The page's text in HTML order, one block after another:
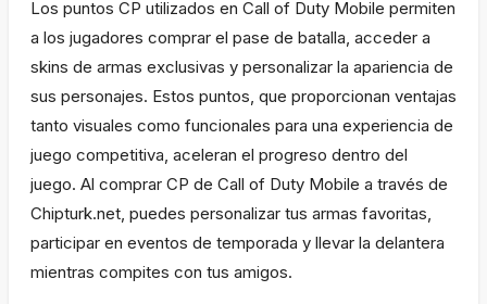
Los puntos CP utilizados en Call of Duty Mobile permiten
a los jugadores comprar el pase de batalla, acceder a
skins de armas exclusivas y personalizar la apariencia de
sus personajes. Estos puntos, que proporcionan ventajas
tanto visuales como funcionales para una experiencia de
juego competitiva, aceleran el progreso dentro del
juego. Al comprar CP de Call of Duty Mobile a través de
Chipturk.net, puedes personalizar tus armas favoritas,
participar en eventos de temporada y llevar la delantera
mientras compites con tus amigos.